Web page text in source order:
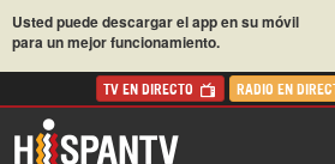
Usted puede descargar el app en su móvil
para un mejor funcionamiento.
TV EN DIRECTO RADIO EN